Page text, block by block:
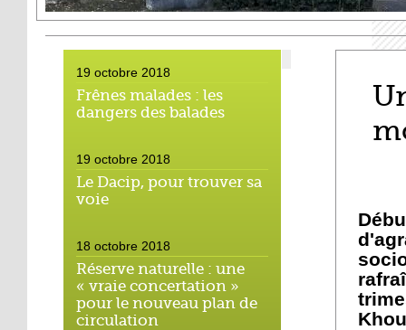
19 octobre 2018
Frênes malades : les
dangers des balades
19 octobre 2018
Le Dacip, pour trouver sa
voie
18 octobre 2018
Réserve naturelle : une
« vraie concertation »
pour le nouveau plan de
circulation